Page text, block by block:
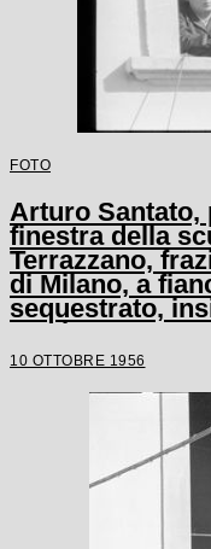
FOTO
Arturo Santato,
finestra della
Terrazzano,
di Milano, a
sequestrato,
un'altra
10 OTTOBRE 1956